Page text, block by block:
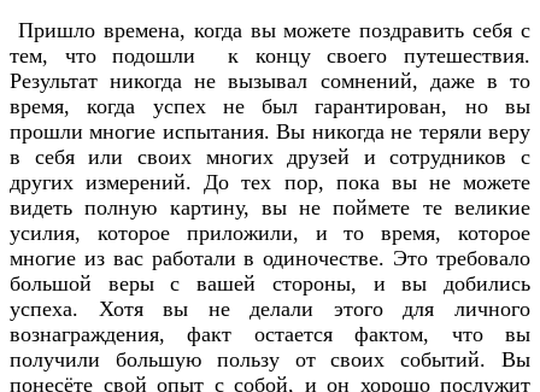
Пришло времена, когда вы можете поздравить себя с
тем, что подошли к концу своего путешествия.
Результат никогда не вызывал сомнений, даже в то
время, когда успех не был гарантирован, но вы
прошли многие испытания. Вы никогда не теряли веру
в себя или своих многих друзей и сотрудников с
других измерений. До тех пор, пока вы не можете
видеть полную картину, вы не поймете те великие
усилия, которое приложили, и то время, которое
многие из вас работали в одиночестве. Это требовало
большой веры с вашей стороны, и вы добились
успеха. Хотя вы не делали этого для личного
вознаграждения, факт остается фактом, что вы
получили большую пользу от своих событий. Вы
понесёте свой опыт с собой, и он хорошо послужит